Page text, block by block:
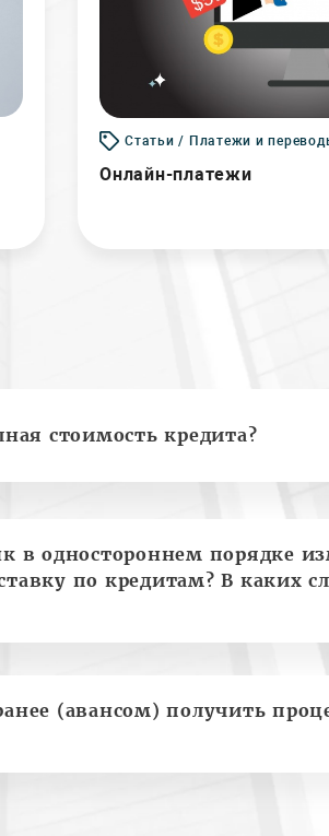
Статьи / Платежи и
Онлайн-платежи
стоимость кредита?
в одностороннем порядке
по кредитам? В каких
(авансом) получить